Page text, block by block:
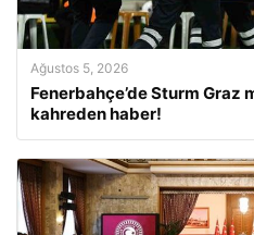
Ağustos 5, 2026
Fenerbahçe’de Sturm Graz
kahreden haber!